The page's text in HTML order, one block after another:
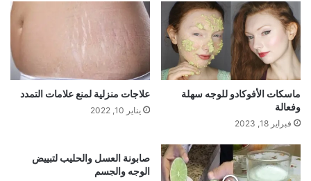
ماسكات الأفوكادو للوجه سهلة
وفعالة
فبراير 18, 2023
علاجات منزلية لمنع علامات التمدد
يناير 10, 2022
صابونة العسل والحليب لتبييض
الوجه والجسم